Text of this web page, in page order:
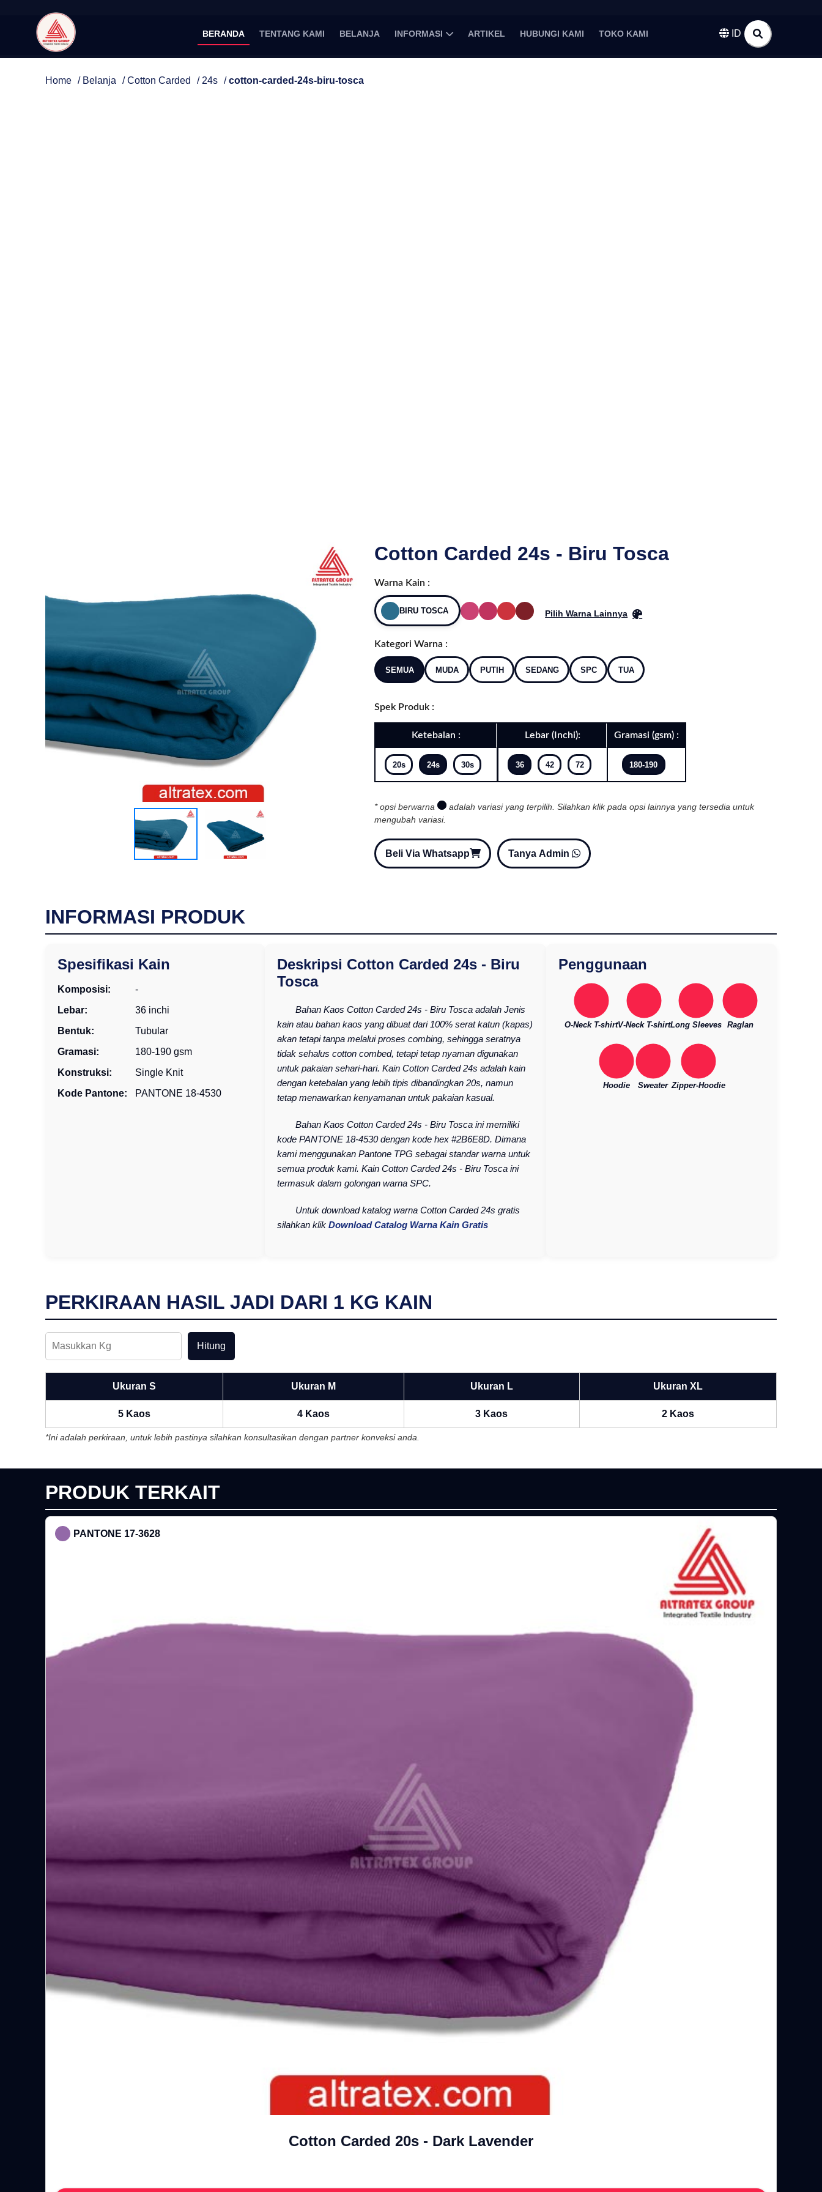
BERANDA TENTANG KAMI BELANJA INFORMASI ARTIKEL HUBUNGI KAMI TOKO KAMI ID
Home / Belanja /Cotton Carded / 24s /cotton-carded-24s-biru-tosca
Cotton Carded 24s - Biru Tosca
Warna Kain :
BIRU TOSCA Pilih Warna Lainnya
Kategori Warna :
SEMUA MUDA PUTIH SEDANG SPC TUA
Spek Produk :
Ketebalan :
20s 24s 30s
Lebar (Inchi):
36 42 72
Gramasi (gsm) :
180-190
* opsi berwarna
adalah variasi yang terpilih. Silahkan klik pada opsi lainnya yang tersedia untuk
mengubah variasi.
Beli Via Whatsapp Tanya Admin
INFORMASI PRODUK
Spesifikasi Kain
Komposisi:
-
Lebar:
36 inchi
Bentuk:
Tubular
Gramasi:
180-190 gsm
Konstruksi:
Single Knit
Kode Pantone:
PANTONE 18-4530
Deskripsi Cotton Carded 24s - Biru
Tosca
Bahan Kaos Cotton Carded 24s - Biru Tosca adalah Jenis
kain atau bahan kaos yang dibuat dari 100% serat katun (kapas)
akan tetapi tanpa melalui proses combing, sehingga seratnya
tidak sehalus cotton combed, tetapi tetap nyaman digunakan
untuk pakaian sehari-hari. Kain Cotton Carded 24s adalah kain
dengan ketebalan yang lebih tipis dibandingkan 20s, namun
tetap menawarkan kenyamanan untuk pakaian kasual.
Bahan Kaos Cotton Carded 24s - Biru Tosca ini memiliki
kode PANTONE 18-4530 dengan kode hex #2B6E8D. Dimana
kami menggunakan Pantone TPG sebagai standar warna untuk
semua produk kami. Kain Cotton Carded 24s - Biru Tosca ini
termasuk dalam golongan warna SPC.
Untuk download katalog warna Cotton Carded 24s gratis
silahkan klik Download Catalog Warna Kain Gratis
Penggunaan
O-Neck T-shirtV-Neck T-shirtLong Sleeves Raglan
Hoodie Sweater Zipper-Hoodie
PERKIRAAN HASIL JADI DARI 1 KG KAIN
Hitung
Ukuran S Ukuran M Ukuran L Ukuran XL
5 Kaos 4 Kaos 3 Kaos 2 Kaos
*Ini adalah perkiraan, untuk lebih pastinya silahkan konsultasikan dengan partner konveksi anda.
PRODUK TERKAIT
PANTONE 17-3628
Cotton Carded 20s - Dark Lavender